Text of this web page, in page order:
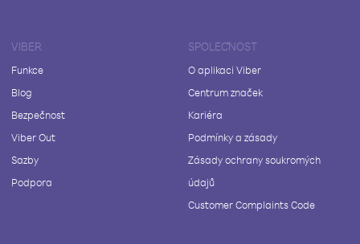
VIBER
Funkce
Blog
Bezpečnost
Viber Out
Sazby
Podpora
SPOLEČNOST
O aplikaci Viber
Centrum značek
Kariéra
Podmínky a zásady
Zásady ochrany soukromých
údajů
Customer Complaints Code